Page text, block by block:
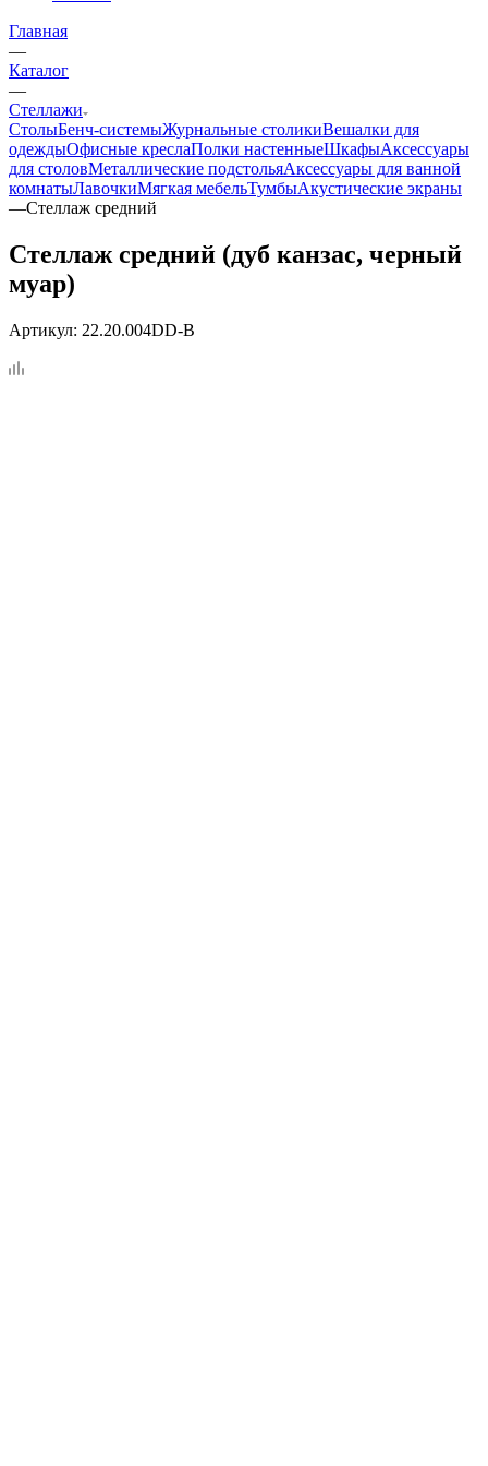
Главная
—
Каталог
—
Стеллажи
СтолыБенч-системыЖурнальные столикиВешалки для
одеждыОфисные креслаПолки настенныеШкафыАксессуары
для столовМеталлические подстольяАксессуары для ванной
комнатыЛавочкиМягкая мебельТумбыАкустические экраны
—Стеллаж средний
Стеллаж средний (дуб канзас, черный
муар)
Артикул: 22.20.004DD-B